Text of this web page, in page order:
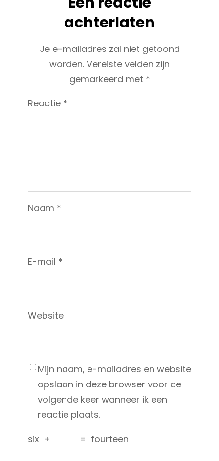
achterlaten
Je e-mailadres zal niet getoond
worden. Vereiste velden zijn
gemarkeerd met *
Reactie *
Naam *
E-mail *
Website
Mijn naam, e-mailadres en website
opslaan in deze browser voor de
volgende keer wanneer ik een
reactie plaats.
six + = fourteen